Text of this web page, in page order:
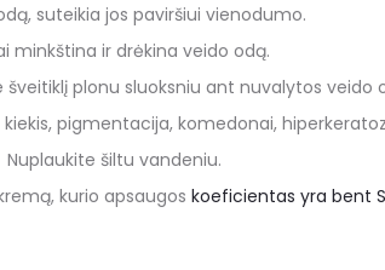
suteikia jos paviršiui vienodumo.
minkština ir drėkina veido odą.
šveitiklį plonu sluoksniu ant nuvalytos veido
pigmentacija, komedonai,
Nuplaukite šiltu vandeniu.
kurio apsaugos koeficientas yra bent